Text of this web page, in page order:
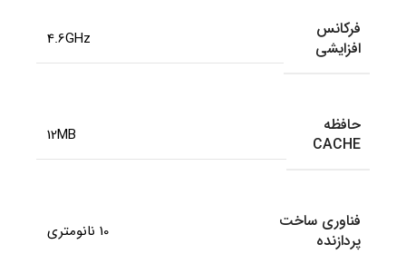
فرکانس
افزایشی
4.6GHz
حافظه
CACHE
12MB
فناوری ساخت
پردازنده
10 نانومتری